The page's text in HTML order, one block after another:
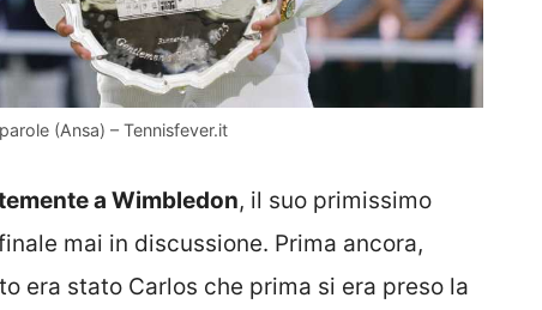
(Ansa) – Tennisfever.it
a Wimbledon, il suo primissimo
mai in discussione. Prima ancora,
era stato Carlos che prima si era preso la